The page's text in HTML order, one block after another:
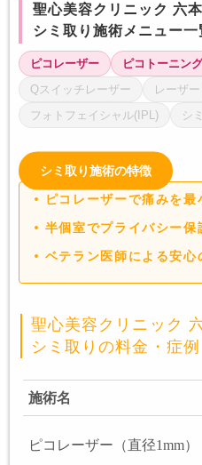
聖心美容クリニック 六
シミ取り施術メニュー一
ピコレーザー ピコトーニング
Qスイッチレーザー
レーザ
フォトフェイシャル(IPL)
シ
シミ取り施術の特徴
ピコレーザーで痛みを最
半個室でプライバシー保
ベテラン医師による安心
聖心美容クリニック
シミ取りの料金・症例
施術名
ピコレーザー（直径1mm）